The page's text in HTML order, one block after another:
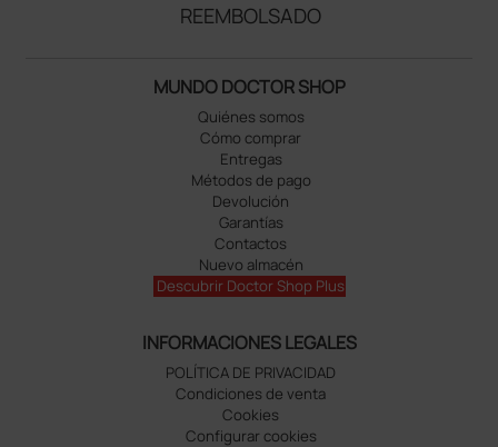
REEMBOLSADO
MUNDO DOCTOR SHOP
Quiénes somos
Cómo comprar
Entregas
Métodos de pago
Devolución
Garantías
Contactos
Nuevo almacén
Descubrir Doctor Shop Plus
INFORMACIONES LEGALES
POLÍTICA DE PRIVACIDAD
Condiciones de venta
Cookies
Configurar cookies